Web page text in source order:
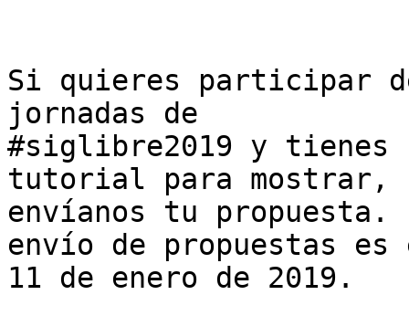
Si quieres participar
jornadas de
#siglibre2019 y
tutorial para mostrar,
envíanos tu
envío de propuestas
11 de enero de 2019.